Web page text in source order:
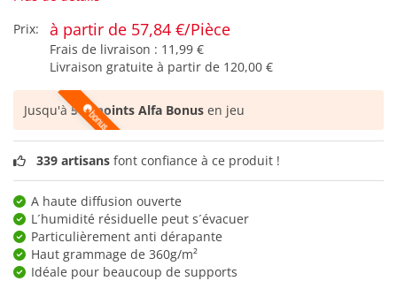
Prix:
à partir de 57,84 €/Pièce
Frais de livraison : 11,99 €
Livraison gratuite à partir de 120,00 €
Jusqu'à578 points Alfa Bonus en jeu
339 artisans font confiance à ce produit !
A haute diffusion ouverte
L´humidité résiduelle peut s´évacuer
Particulièrement anti dérapante
Haut grammage de 360g/m²
Idéale pour beaucoup de supports